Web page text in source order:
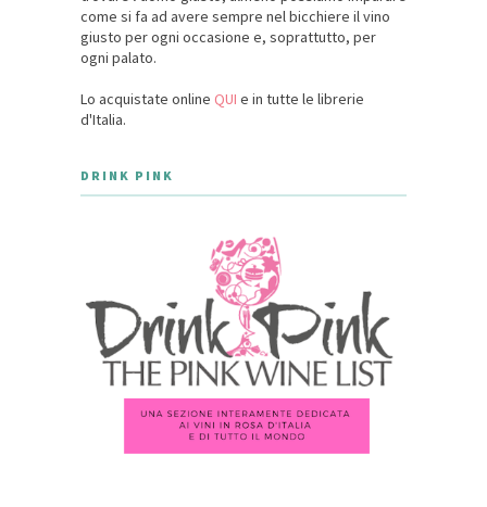
come si fa ad avere sempre nel bicchiere il vino
giusto per ogni occasione e, soprattutto, per
ogni palato.
Lo acquistate online QUI e in tutte le librerie
d'Italia.
DRINK PINK